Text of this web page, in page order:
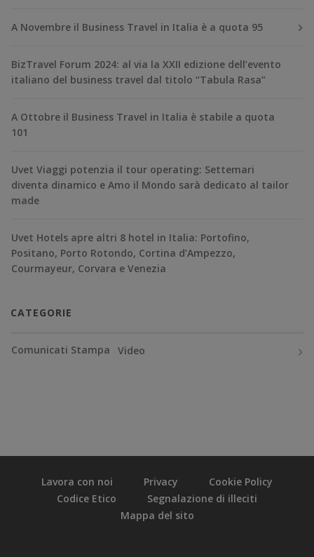
A Novembre il Business Travel in Italia è a quota 95
BizTravel Forum 2024: al via la XXII edizione dell’evento
italiano del business travel dal titolo “Tabula Rasa”
A Ottobre il Business Travel in Italia è stabile a quota
101
Uvet Viaggi potenzia il tour operating: Settemari
diventa dinamico e Amo il Mondo sarà dedicato al tailor
made
Uvet Hotels apre altri 8 hotel in Italia: Portofino,
Positano, Porto Rotondo, Cortina d’Ampezzo,
Courmayeur, Corvara e Venezia
CATEGORIE
Comunicati Stampa Video
Lavora con noi Privacy
Cookie Policy
Codice Etico
Segnalazione di illeciti
Mappa del sito